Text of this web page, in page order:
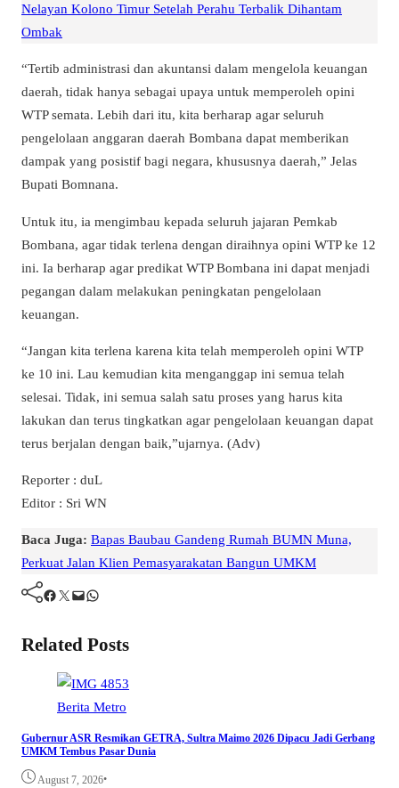
Nelayan Kolono Timur Setelah Perahu Terbalik Dihantam
Ombak
“Tertib administrasi dan akuntansi dalam mengelola keuangan
daerah, tidak hanya sebagai upaya untuk memperoleh opini
WTP semata. Lebih dari itu, kita berharap agar seluruh
pengelolaan anggaran daerah Bombana dapat memberikan
dampak yang posistif bagi negara, khususnya daerah,” Jelas
Bupati Bomnana.
Untuk itu, ia mengimbau kepada seluruh jajaran Pemkab
Bombana, agar tidak terlena dengan diraihnya opini WTP ke 12
ini. Ia berharap agar predikat WTP Bombana ini dapat menjadi
pegangan dalam melakukan peningkatan pengelolaan
keuangan.
“Jangan kita terlena karena kita telah memperoleh opini WTP
ke 10 ini. Lau kemudian kita menganggap ini semua telah
selesai. Tidak, ini semua salah satu proses yang harus kita
lakukan dan terus tingkatkan agar pengelolaan keuangan dapat
terus berjalan dengan baik,”ujarnya. (Adv)
Reporter : duL
Editor : Sri WN
Baca Juga: Bapas Baubau Gandeng Rumah BUMN Muna,
Perkuat Jalan Klien Pemasyarakatan Bangun UMKM
Facebook Twitter Mail WhatsApp
Related Posts
Berita Metro
Gubernur ASR Resmikan GETRA, Sultra Maimo 2026 Dipacu Jadi Gerbang
UMKM Tembus Pasar Dunia
August 7, 2026•